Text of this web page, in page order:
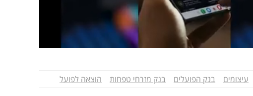
עיצומים בנק הפועלים בנק מזרחי טפחות הוצאה לפועל